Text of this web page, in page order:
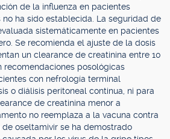
de la influenza en pacientes
ha sido establecida. La seguridad de
sistemáticamente en pacientes
Se recomienda el ajuste de la dosis
un clearance de creatinina entre 10
posológicas
con nefrología terminal
o diálisis peritoneal continua, ni para
de creatinina menor a
no reemplaza a la vacuna contra
de oseltamivir se ha demostrado